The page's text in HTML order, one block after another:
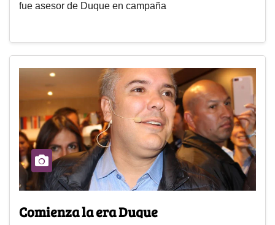
fue asesor de Duque en campaña
Comienza la era Duque